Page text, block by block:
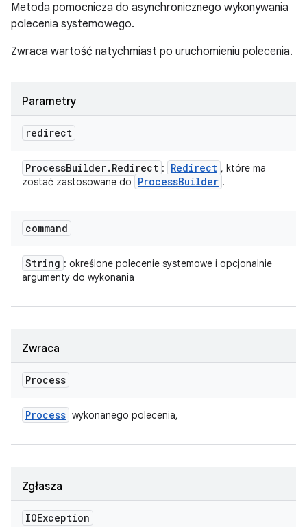
Metoda pomocnicza do asynchronicznego wykonywania
polecenia systemowego.
Zwraca wartość natychmiast po uruchomieniu polecenia.
Parametry
redirect
ProcessBuilder. Redirect : Redirect , które ma
zostać zastosowane do
ProcessBuilder .
command
String : określone polecenie systemowe i opcjonalnie
argumenty do wykonania
Zwraca
Process
Process wykonanego polecenia,
Zgłasza
IOException